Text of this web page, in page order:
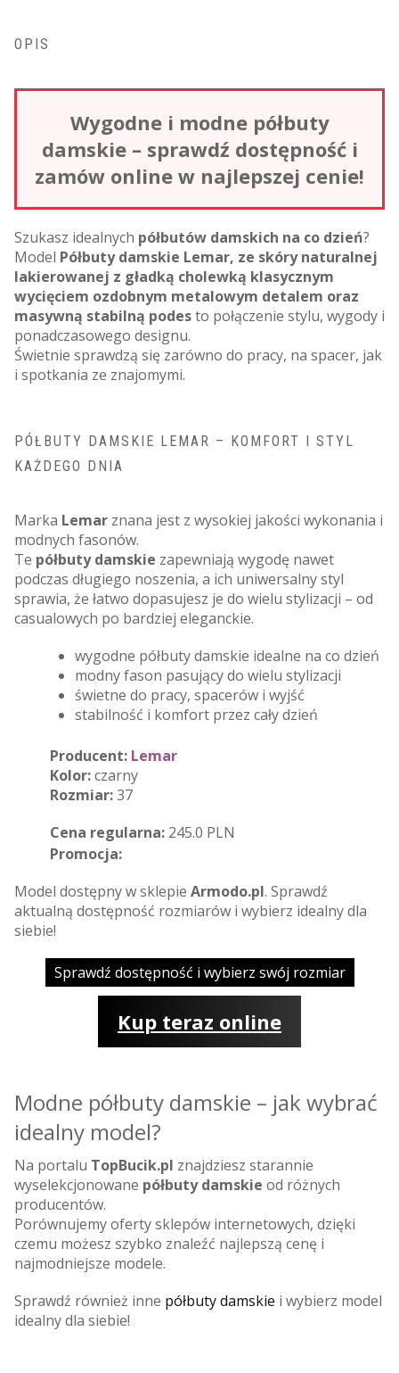
OPIS
Wygodne i modne półbuty
damskie – sprawdź dostępność i
zamów online w najlepszej cenie!
Szukasz idealnych półbutów damskich na co dzień?
Model Półbuty damskie Lemar, ze skóry naturalnej
lakierowanej z gładką cholewką klasycznym
wycięciem ozdobnym metalowym detalem oraz
masywną stabilną podesto połączenie stylu, wygody i
ponadczasowego designu.
Świetnie sprawdzą się zarówno do pracy, na spacer, jak
i spotkania ze znajomymi.
PÓŁBUTY DAMSKIE LEMAR – KOMFORT I STYL
KAŻDEGO DNIA
Marka Lemar znana jest z wysokiej jakości wykonania i
modnych fasonów.
Te półbuty damskie zapewniają wygodę nawet
podczas długiego noszenia, a ich uniwersalny styl
sprawia, że łatwo dopasujesz je do wielu stylizacji – od
casualowych po bardziej eleganckie.
wygodne półbuty damskie idealne na co dzień
modny fason pasujący do wielu stylizacji
świetne do pracy, spacerów i wyjść
stabilność i komfort przez cały dzień
Producent: Lemar
Kolor:czarny
Rozmiar:37
Cena regularna: 245.0 PLN
Promocja:
Model dostępny w sklepie Armodo.pl. Sprawdź
aktualną dostępność rozmiarów i wybierz idealny dla
siebie!
Sprawdź dostępność i wybierz swój rozmiar
Kup teraz online
Modne półbuty damskie – jak wybrać
idealny model?
Na portalu TopBucik.pl znajdziesz starannie
wyselekcjonowane półbuty damskie od różnych
producentów.
Porównujemy oferty sklepów internetowych, dzięki
czemu możesz szybko znaleźć najlepszą cenę i
najmodniejsze modele.
Sprawdź również inne półbuty damskie i wybierz model
idealny dla siebie!